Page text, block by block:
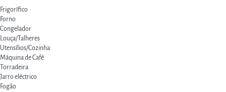
Frigorífico
Forno
Congelador
Louça/Talheres
Utensílios/Cozinha
Máquina de Café
Torradeira
Jarro eléctrico
Fogão